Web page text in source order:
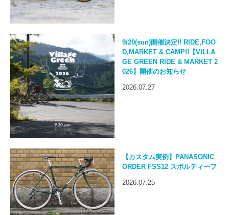
9/20(sun)開催決定!! RIDE,FOO
D,MARKET & CAMP!!【VILLA
GE GREEN RIDE & MARKET 2
026】開催のお知らせ
2026.07.27
【カスタム実例】PANASONIC
ORDER FSS12 スポルティーフ
2026.07.25